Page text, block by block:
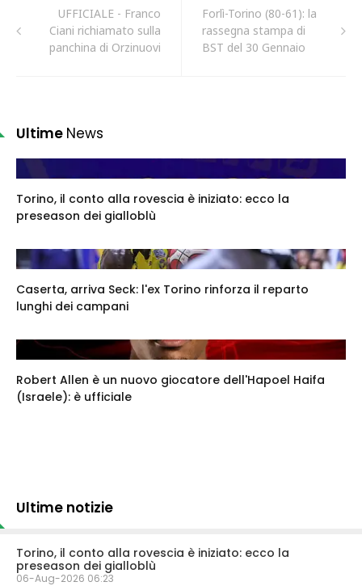
UFFICIALE - Franco
Ciani richiamato sulla
panchina di Orzinuovi
Forlì-Torino (80-61): la
rassegna stampa di
BST del 30 Gennaio
Ultime News
Torino, il conto alla rovescia è iniziato: ecco la
preseason dei gialloblù
Caserta, arriva Seck: l'ex Torino rinforza il reparto
lunghi dei campani
Robert Allen è un nuovo giocatore dell'Hapoel Haifa
(Israele): è ufficiale
Ultime notizie
Torino, il conto alla rovescia è iniziato: ecco la
preseason dei gialloblù
06-Aug-2026 06:23